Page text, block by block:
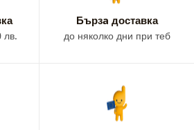
лв.
Бързa доставка
до няколко дни при теб